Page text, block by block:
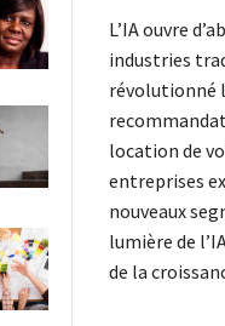
L’IA ouvre
industries
révolutionné
location de
entreprises
nouveaux
lumière de
de la